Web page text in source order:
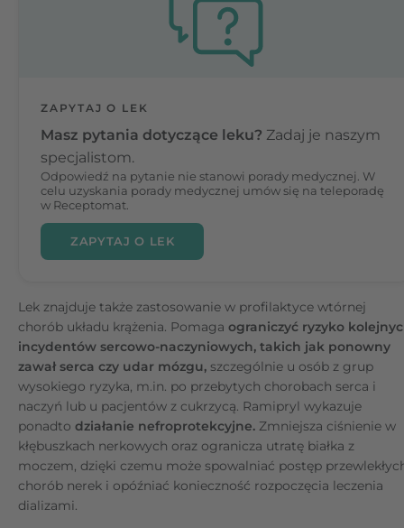
ZAPYTAJ O LEK
Masz pytania dotyczące leku? Zadaj je naszym
specjalistom.
Odpowiedź na pytanie nie stanowi porady medycznej. W
celu uzyskania porady medycznej umów się na teleporadę
w Receptomat.
ZAPYTAJ O LEK
Lek znajduje także zastosowanie w profilaktyce wtórnej
chorób układu krążenia. Pomaga ograniczyć ryzyko
incydentów sercowo-naczyniowych, takich jak ponowny
zawał serca czy udar mózgu, szczególnie u osób z grup
wysokiego ryzyka, m.in. po przebytych chorobach serca i
naczyń lub u pacjentów z cukrzycą. Ramipryl wykazuje
ponadto działanie nefroprotekcyjne. Zmniejsza ciśnienie w
kłębuszkach nerkowych oraz ogranicza utratę białka z
moczem, dzięki czemu może spowalniać postęp
chorób nerek i opóźniać konieczność rozpoczęcia leczenia
dializami.